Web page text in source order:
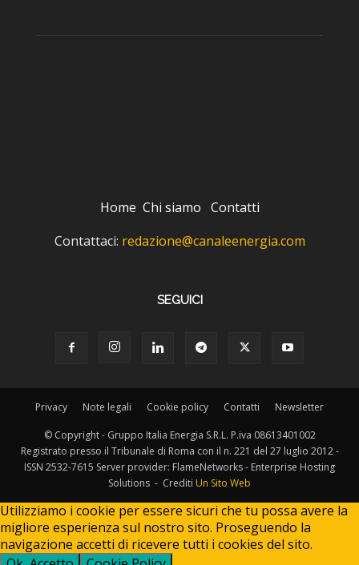
Home Chi siamo Contatti
Contattaci: redazione@canaleenergia.com
SEGUICI
Privacy Note legali Cookie policy Contatti Newsletter
© Copyright - Gruppo Italia Energia S.R.L. P.iva 08613401002
Registrato presso il Tribunale di Roma con il n. 221 del 27 luglio 2012 -
ISSN 2532-7615 Server provider: FlameNetworks - Enterprise Hosting
Solutions - Crediti Un Sito Web
Utilizziamo i cookie per essere sicuri che tu possa avere la
migliore esperienza sul nostro sito. Proseguendo la
navigazione accetti di ricevere tutti i cookies del sito.